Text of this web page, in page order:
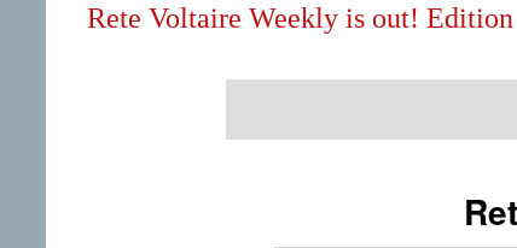
Rete Voltaire Weekly is out!